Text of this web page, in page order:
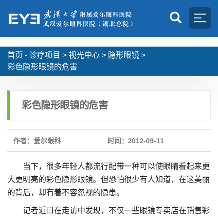
首页 - 诊疗项目 > 视光中心 > 隐形眼镜 >
彩色隐形眼镜的危害
彩色隐形眼镜的危害
作者：爱尔眼科 时间：2012-09-11
当下，很多年轻人都流行配带一种可以使眼睛看起来更
大更明亮的彩色隐形眼镜。但恐怕很少有人知道，在这美丽
的背后，却有着不容忽视的隐患。
记者近日在走访中发现，不仅一些眼镜专卖店在销售彩